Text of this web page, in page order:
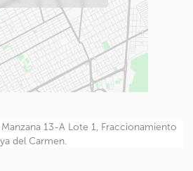
13-A Lote 1, Fraccionamiento
del Carmen.